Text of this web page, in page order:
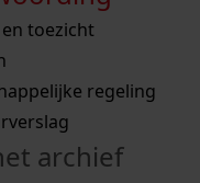
op weg met een
zoektips
op weg met een
toezicht
regeling
archief
zoektips
(inloggen)